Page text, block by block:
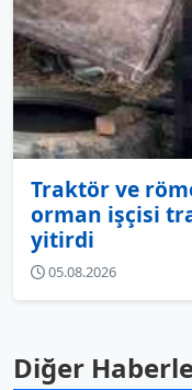
Traktör ve
orman işçisi
yitirdi
05.08.2026
Diğer